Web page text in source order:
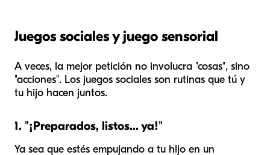
Juegos sociales y juego sensorial
A veces, la mejor petición no involucra "cosas", sino
"acciones". Los juegos sociales son rutinas que tú y
tu hijo hacen juntos.
1. "¡Preparados, listos... ya!"
Ya sea que estés empujando a tu hijo en un